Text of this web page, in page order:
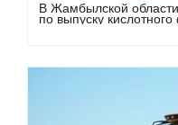
В Жамбылской
по выпуску